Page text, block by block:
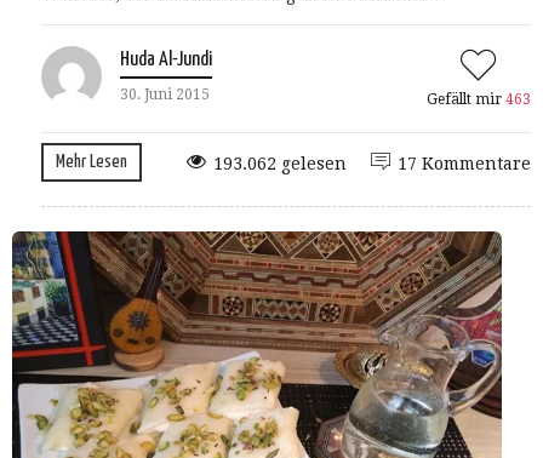
Huda Al-Jundi
30. Juni 2015 Gefällt mir 463
Mehr Lesen 17 Kommentare
193.062 gelesen